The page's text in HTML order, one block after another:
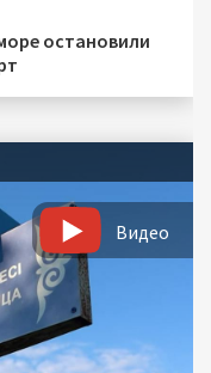
остановили
Видео